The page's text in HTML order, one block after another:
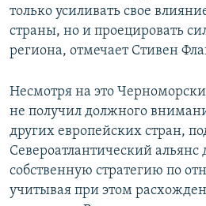
только усиливать свое
страны, но и проецировать
региона, отмечает Стивен
Несмотря на это
не получил должного
других европейских стран,
Североатлантический альянс
собственную стратегию по
учитывая при этом